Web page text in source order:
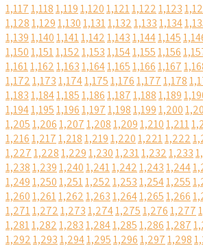
1,1171,1181,1191,1201,1211,1221,123
1,1281,1291,1301,1311,1321,1331,134
1,1391,1401,1411,1421,1431,1441,145
1,1501,1511,1521,1531,1541,1551,156
1,1611,1621,1631,1641,1651,1661,167
1,1721,1731,1741,1751,1761,1771,178
1,1831,1841,1851,1861,1871,1881,189
1,1941,1951,1961,1971,1981,1991,200
1,2051,2061,2071,2081,2091,2101,211
1,2161,2171,2181,2191,2201,2211,222
1,2271,2281,2291,2301,2311,2321,233
1,2381,2391,2401,2411,2421,2431,244
1,2491,2501,2511,2521,2531,2541,255
1,2601,2611,2621,2631,2641,2651,266
1,2711,2721,2731,2741,2751,2761,277
1,2811,2821,2831,2841,2851,2861,287
1,2921,2931,2941,2951,2961,2971,298